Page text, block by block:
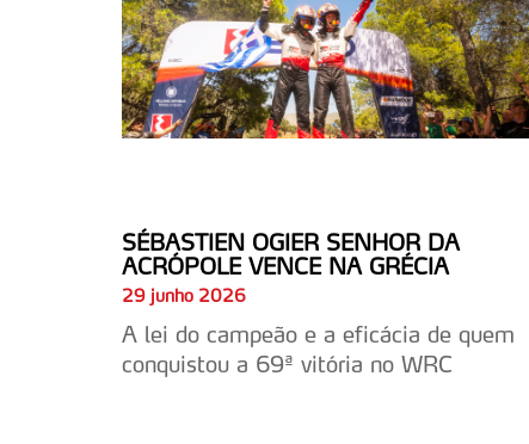
SÉBASTIEN OGIER SENHOR DA
ACRÓPOLE VENCE NA GRÉCIA
29 junho 2026
A lei do campeão e a eficácia de quem
conquistou a 69ª vitória no WRC